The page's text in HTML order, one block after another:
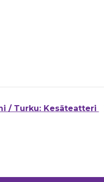
/ Turku: Kesäteatteri